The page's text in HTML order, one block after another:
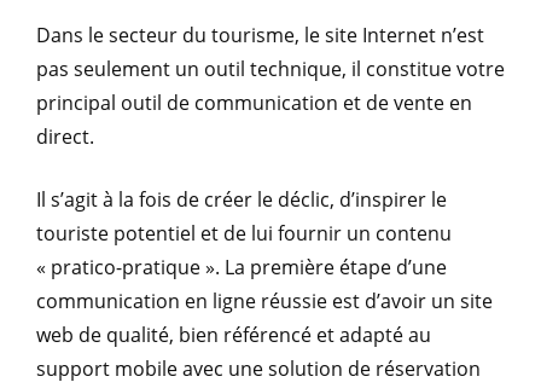
Dans le secteur du tourisme, le site Internet n’est
pas seulement un outil technique, il constitue votre
principal outil de communication et de vente en
direct.
Il s’agit à la fois de créer le déclic, d’inspirer le
touriste potentiel et de lui fournir un contenu
« pratico-pratique ». La première étape d’une
communication en ligne réussie est d’avoir un site
web de qualité, bien référencé et adapté au
support mobile avec une solution de réservation